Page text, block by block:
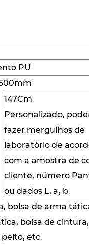
PU
147Cm
Personalizado,
fazer mergulhos de
laboratório de
com a amostra de
cliente, número
ou dados L, a, b.
bolsa de arma
bolsa de cintura,
etc.